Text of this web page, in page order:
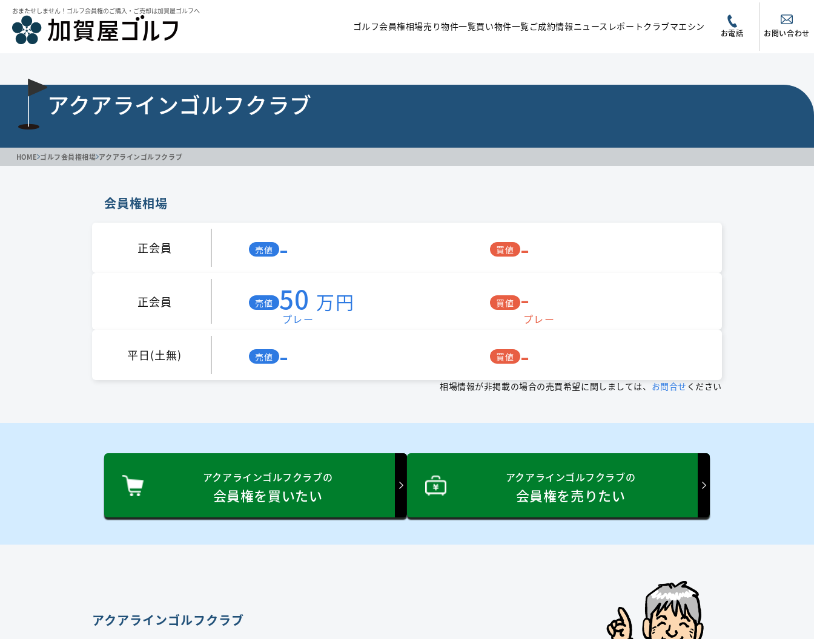
おまたせしません！ゴルフ会員権のご購⼊・ご売却は加賀屋ゴルフへ
ゴルフ会員権相場売り物件一覧買い物件一覧ご成約情報ニュース レポートクラブマエシン
お電話 お問い合わせ
アクアラインゴルフクラブ
HOME ゴルフ会員権相場 アクアラインゴルフクラブ
会員権相場
正会員 売値 - 買値 -
正会員 売値 50 万円
プレー
買値 -
プレー
平日(土無) 売値 - 買値 -
相場情報が非掲載の場合の売買希望に関しましては、 お問合せ ください
アクアラインゴルフクラブの
会員権を買いたい
アクアラインゴルフクラブの
会員権を売りたい
アクアラインゴルフクラブ